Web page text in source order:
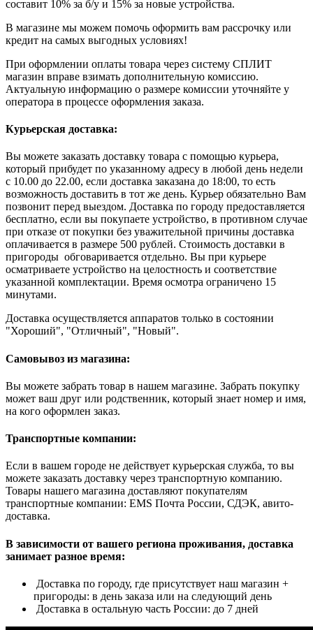
составит 10% за б/у и 15% за новые устройства.
В магазине мы можем помочь оформить вам рассрочку или
кредит на самых выгодных условиях!
При оформлении оплаты товара через систему СПЛИТ
магазин вправе взимать дополнительную комиссию.
Актуальную информацию о размере комиссии уточняйте у
оператора в процессе оформления заказа.
Курьерская доставка:
Вы можете заказать доставку товара с помощью курьера,
который прибудет по указанному адресу в любой день недели
с 10.00 до 22.00, если доставка заказана до 18:00, то есть
возможность доставить в тот же день. Курьер обязательно Вам
позвонит перед выездом. Доставка по городу предоставляется
бесплатно, если вы покупаете устройство, в противном случае
при отказе от покупки без уважительной причины доставка
оплачивается в размере 500 рублей. Стоимость доставки в
пригороды обговаривается отдельно. Вы при курьере
осматриваете устройство на целостность и соответствие
указанной комплектации. Время осмотра ограничено 15
минутами.
Доставка осуществляется аппаратов только в состоянии
"Хороший", "Отличный", "Новый".
Самовывоз из магазина:
Вы можете забрать товар в нашем магазине. Забрать покупку
может ваш друг или родственник, который знает номер и имя,
на кого оформлен заказ.
Транспортные компании:
Если в вашем городе не действует курьерская служба, то вы
можете заказать доставку через транспортную компанию.
Товары нашего магазина доставляют покупателям
транспортные компании: EMS Почта России, СДЭК, авито-
доставка.
В зависимости от вашего региона проживания, доставка
занимает разное время:
Доставка по городу, где присутствует наш магазин +
пригороды: в день заказа или на следующий день
Доставка в остальную часть России: до 7 дней